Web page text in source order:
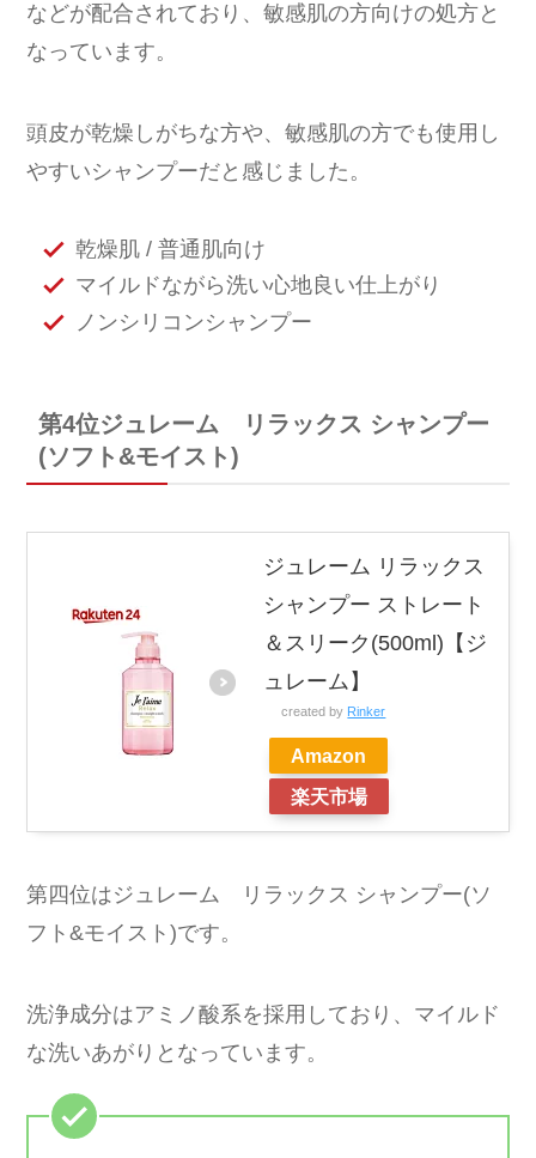
などが配合されており、敏感肌の方向けの処方と
なっています。
頭皮が乾燥しがちな方や、敏感肌の方でも使用し
やすいシャンプーだと感じました。
乾燥肌 / 普通肌向け
マイルドながら洗い心地良い仕上がり
ノンシリコンシャンプー
第4位ジュレーム リラックス シャンプー
(ソフト&モイスト)
ジュレーム リラックス
シャンプー ストレート
＆スリーク(500ml)【ジ
ュレーム】
created by Rinker
Amazon
楽天市場
第四位はジュレーム リラックス シャンプー(ソ
フト&モイスト)です。
洗浄成分はアミノ酸系を採用しており、マイルド
な洗いあがりとなっています。